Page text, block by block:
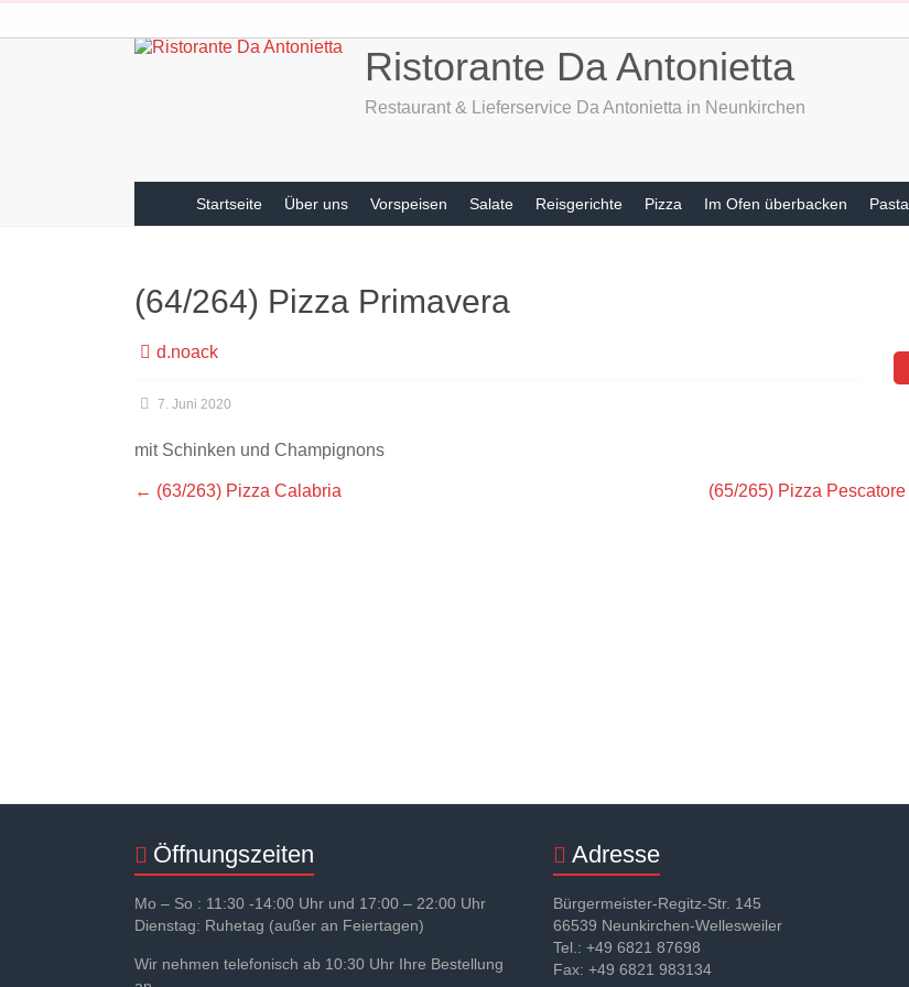
Inhalt
Ristorante Da Antonietta
Restaurant & Lieferservice Da Antonietta in Neunkirchen
Startseite Über uns Vorspeisen Salate Reisgerichte Pizza Im Ofen überbacken Pasta
(64/264) Pizza Primavera
d.noack
7. Juni 2020
mit Schinken und Champignons
← (63/263) Pizza Calabria (65/265) Pizza Pescatore
Öffnungszeiten
Mo – So : 11:30 -14:00 Uhr und 17:00 – 22:00 Uhr
Dienstag: Ruhetag (außer an Feiertagen)
Wir nehmen telefonisch ab 10:30 Uhr Ihre Bestellung
Adresse
Bürgermeister-Regitz-Str. 145
66539 Neunkirchen-Wellesweiler
Tel.: +49 6821 87698
Fax: +49 6821 983134